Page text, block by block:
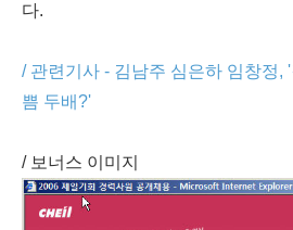
다.
/ 관련기사 - 김남주 심은하 임창정,
쁨 두배?'
/ 보너스 이미지